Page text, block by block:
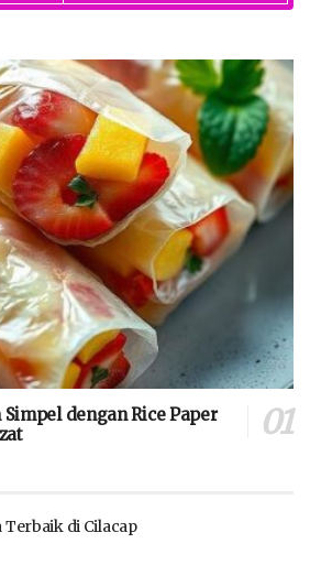
dengan Rice Paper
Terbaik di Cilacap